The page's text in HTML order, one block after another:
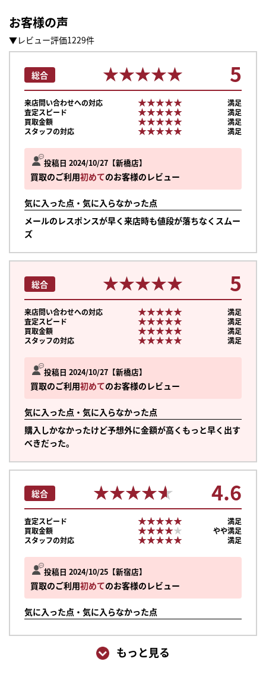
お客様の声
▼レビュー評価1229件
投稿日 2024/10/27 新橋店
買取のご利用初めてのお客様のレビュー
気に入った点・気に入らなかった点
メールのレスポンスが早く来店時も値段が落ちなくスムー
ズ
総合 ★★★★★
★★★★★ 5
来店問い合わせへの対応 ★★★★★
★★★★★
満足
査定スピード
★★★★★
★★★★★
満足
買取金額
★★★★★
★★★★★
満足
スタッフの対応
★★★★★
★★★★★ 満足
投稿日 2024/10/27 新橋店
買取のご利用初めてのお客様のレビュー
気に入った点・気に入らなかった点
購入しかなかったけど予想外に金額が高くもっと早く出す
べきだった。
総合 ★★★★★
★★★★★ 5
来店問い合わせへの対応 ★★★★★
★★★★★
満足
査定スピード
★★★★★
★★★★★
満足
買取金額
★★★★★
★★★★★
満足
スタッフの対応
★★★★★
★★★★★ 満足
投稿日 2024/10/25 新宿店
買取のご利用初めてのお客様のレビュー
気に入った点・気に入らなかった点
総合 ★★★★★
★★★★★ 4.6
査定スピード ★★★★★
★★★★★
満足
買取金額
★★★★★
★★★★★
やや満足
スタッフの対応
★★★★★
★★★★★ 満足
もっと見る
かんたん30秒でお試し査定